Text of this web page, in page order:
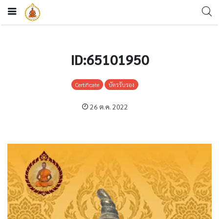
ID:65101950
Certificate บัตรรับรอง
26 ต.ค. 2022